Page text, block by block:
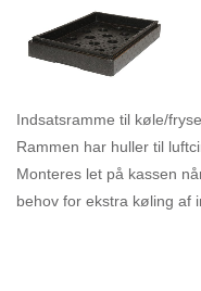
Indsatsramme til køle/
Rammen har huller til
Monteres let på kassen
behov for ekstra køling af